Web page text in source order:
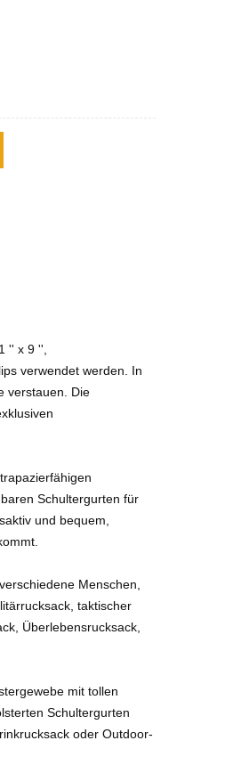
'' x 9 '',
verwendet werden. In
verstauen. Die
Schultergurten für
und bequem,
Menschen,
taktischer
Überlebensrucksack,
mit tollen
Schultergurten
oder Outdoor-